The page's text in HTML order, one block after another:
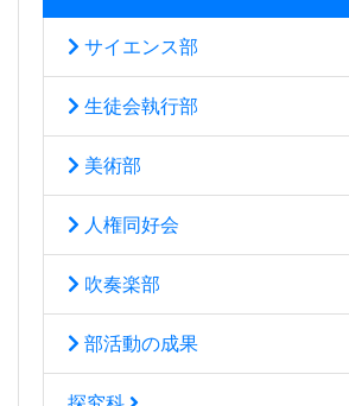
サイエンス部
生徒会執行部
美術部
人権同好会
吹奏楽部
部活動の成果